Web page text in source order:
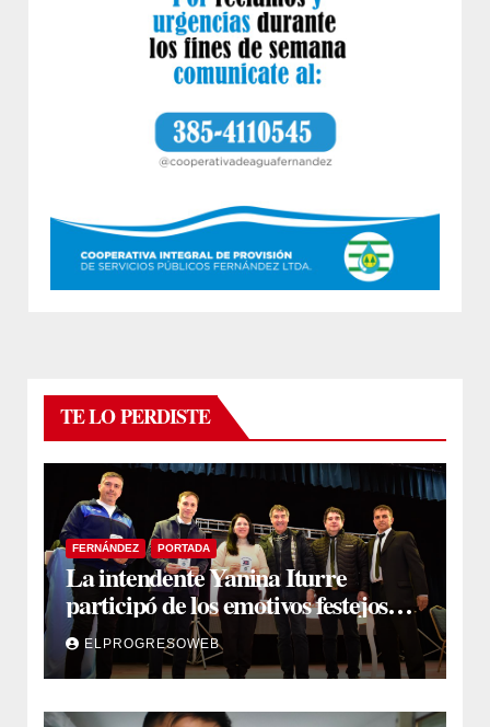
TE LO PERDISTE
FERNÁNDEZ PORTADA
La intendente Yanina Iturre
participó de los emotivos festejos
por el Aniversario del Taekwon-Do
en Fernández
ELPROGRESOWEB